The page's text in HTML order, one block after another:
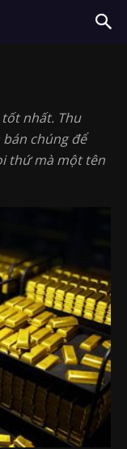
nhất. Thu
chúng để
thứ mà một tên